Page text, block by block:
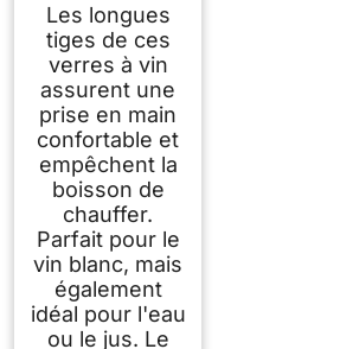
verres à vin blanc
450 ml Verre à vin
en cristal Passe au
lave-vaisselle
Moderne
Les longues
tiges de ces
verres à vin
assurent une
prise en main
confortable et
empêchent la
boisson de
chauffer.
Parfait pour le
vin blanc, mais
également
idéal pour l'eau
ou le jus. Le